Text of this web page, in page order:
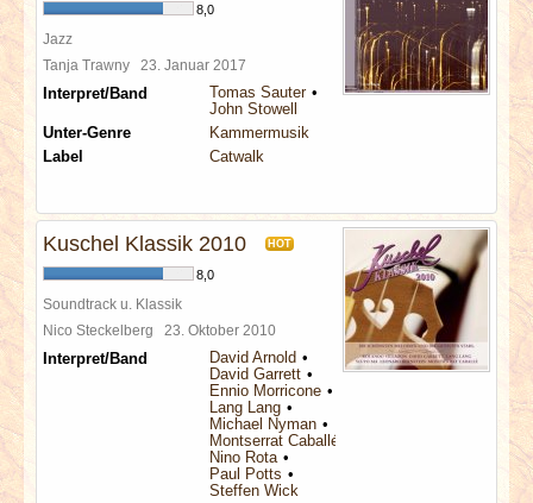
8,0
Jazz
Tanja Trawny 23. Januar 2017
Interpret/Band
Tomas Sauter
John Stowell
Unter-Genre
Kammermusik
Label
Catwalk
Kuschel Klassik 2010 HOT
8,0
Soundtrack u. Klassik
Nico Steckelberg 23. Oktober 2010
Interpret/Band
David Arnold
David Garrett
Ennio Morricone
Lang Lang
Michael Nyman
Montserrat Caballé
Nino Rota
Paul Potts
Steffen Wick